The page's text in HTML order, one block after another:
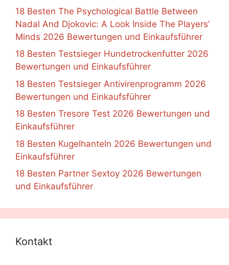
18 Besten The Psychological Battle Between
Nadal And Djokovic: A Look Inside The Players’
Minds 2026 Bewertungen und Einkaufsführer
18 Besten Testsieger Hundetrockenfutter 2026
Bewertungen und Einkaufsführer
18 Besten Testsieger Antivirenprogramm 2026
Bewertungen und Einkaufsführer
18 Besten Tresore Test 2026 Bewertungen und
Einkaufsführer
18 Besten Kugelhanteln 2026 Bewertungen und
Einkaufsführer
18 Besten Partner Sextoy 2026 Bewertungen
und Einkaufsführer
Kontakt